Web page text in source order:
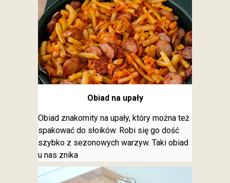
Obiad na upały
Obiad znakomity na upały, który można też
spakować do słoików. Robi się go dość
szybko z sezonowych warzyw. Taki obiad
u nas znika